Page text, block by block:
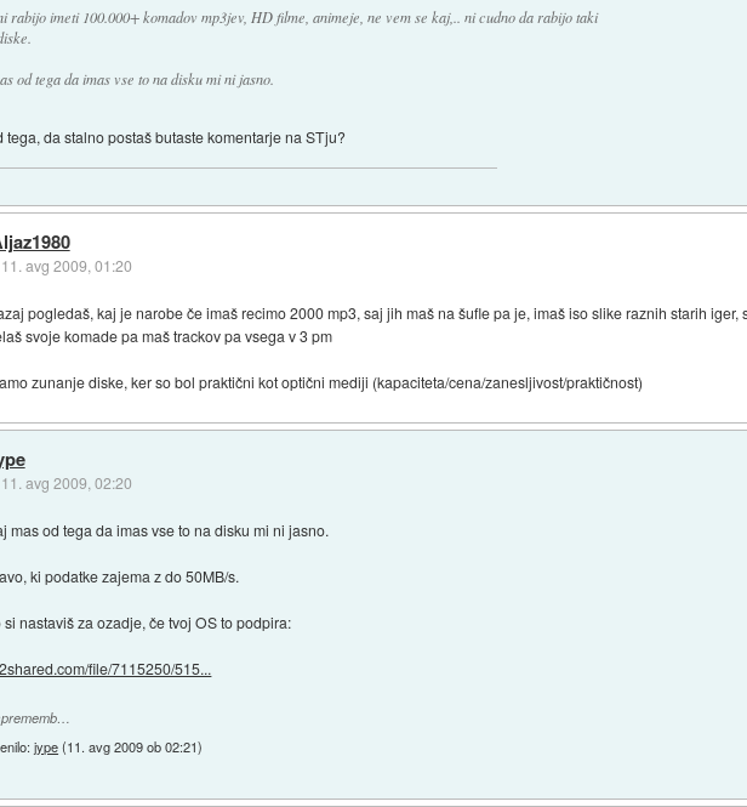
rabijo imeti 100.000+ komadov mp3jev, HD filme, animeje, ne vem se kaj,.. ni cudno da rabijo taki
od tega da imas vse to na disku mi ni jasno.
tega, da stalno postaš butaste komentarje na STju?
11. avg 2009, 01:20
pogledaš, kaj je narobe če imaš recimo 2000 mp3, saj jih maš na šufle pa je, imaš iso slike raznih starih iger,
svoje komade pa maš trackov pa vsega v 3 pm
zunanje diske, ker so bol praktični kot optični mediji (kapaciteta/cena/zanesljivost/praktičnost)
11. avg 2009, 02:20
mas od tega da imas vse to na disku mi ni jasno.
ki podatke zajema z do 50MB/s.
si nastaviš za ozadje, če tvoj OS to podpira:
file/7115250/515...
jype(11. avg 2009 ob 02:21)